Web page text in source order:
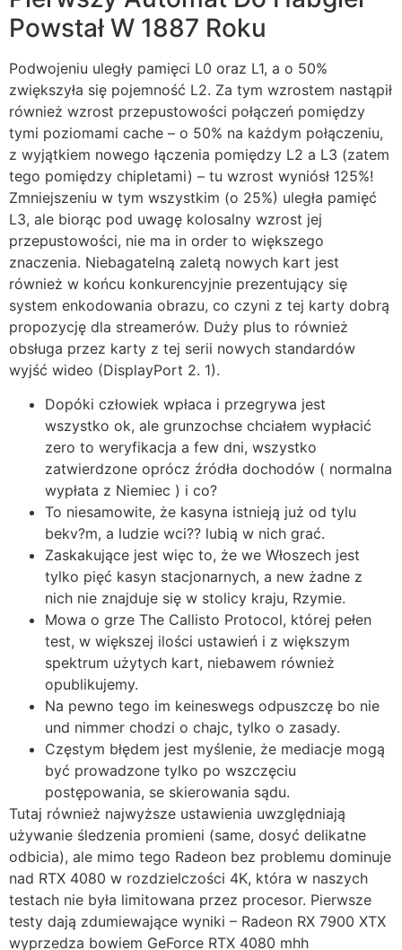
Powstał W 1887 Roku
Podwojeniu uległy pamięci L0 oraz L1, a o 50%
zwiększyła się pojemność L2. Za tym wzrostem nastąpił
również wzrost przepustowości połączeń pomiędzy
tymi poziomami cache – o 50% na każdym połączeniu,
z wyjątkiem nowego łączenia pomiędzy L2 a L3 (zatem
tego pomiędzy chipletami) – tu wzrost wyniósł 125%!
Zmniejszeniu w tym wszystkim (o 25%) uległa pamięć
L3, ale biorąc pod uwagę kolosalny wzrost jej
przepustowości, nie ma in order to większego
znaczenia. Niebagatelną zaletą nowych kart jest
również w końcu konkurencyjnie prezentujący się
system enkodowania obrazu, co czyni z tej karty dobrą
propozycję dla streamerów. Duży plus to również
obsługa przez karty z tej serii nowych standardów
wyjść wideo (DisplayPort 2. 1).
Dopóki człowiek wpłaca i przegrywa jest
wszystko ok, ale grunzochse chciałem wypłacić
zero to weryfikacja a few dni, wszystko
zatwierdzone oprócz źródła dochodów ( normalna
wypłata z Niemiec ) i co?
To niesamowite, że kasyna istnieją już od tylu
bekv?m, a ludzie wci?? lubią w nich grać.
Zaskakujące jest więc to, że we Włoszech jest
tylko pięć kasyn stacjonarnych, a new żadne z
nich nie znajduje się w stolicy kraju, Rzymie.
Mowa o grze The Callisto Protocol, której pełen
test, w większej ilości ustawień i z większym
spektrum użytych kart, niebawem również
opublikujemy.
Na pewno tego im keineswegs odpuszczę bo nie
und nimmer chodzi o chajc, tylko o zasady.
Częstym błędem jest myślenie, że mediacje mogą
być prowadzone tylko po wszczęciu
postępowania, se skierowania sądu.
Tutaj również najwyższe ustawienia uwzględniają
używanie śledzenia promieni (same, dosyć delikatne
odbicia), ale mimo tego Radeon bez problemu dominuje
nad RTX 4080 w rozdzielczości 4K, która w naszych
testach nie była limitowana przez procesor. Pierwsze
testy dają zdumiewające wyniki – Radeon RX 7900 XTX
wyprzedza bowiem GeForce RTX 4080 mhh